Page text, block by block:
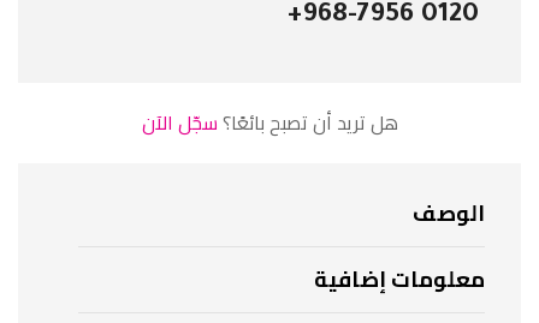
+968-7956 0120
هل تريد أن تصبح بائعًا؟سجّل الآن
الوصف
معلومات إضافية